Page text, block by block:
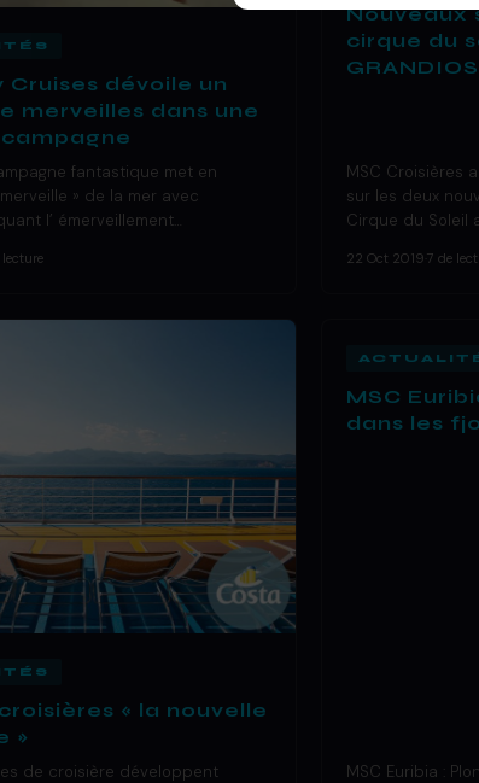
Cruises dévoile un
merveilles dans une
fantastique met en
» de la mer avec
l’ émerveillement…
lecture
Nouveaux
cirque du
MSC Croisières
sur les deux
Cirque du Soleil
22 Oct 2019 7 de
« la nouvelle
»
de croisière développent
MSC
dans les
MSC Euribia :